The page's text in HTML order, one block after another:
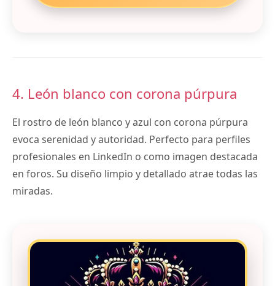
4. León blanco con corona púrpura
El rostro de león blanco y azul con corona púrpura
evoca serenidad y autoridad. Perfecto para perfiles
profesionales en LinkedIn o como imagen destacada
en foros. Su diseño limpio y detallado atrae todas las
miradas.